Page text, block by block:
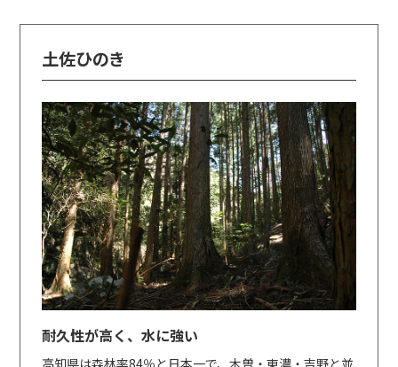
土佐ひのき
耐久性が高く、水に強い
高知県は森林率84％と日本一で、木曽・東濃・吉野と並